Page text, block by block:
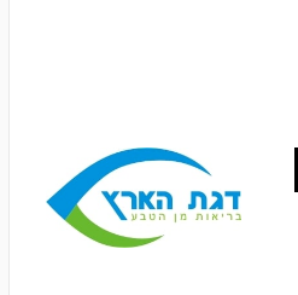
, מדרבן ומייצר תקשורת יש
בך את היכולת להניע את כלל הצוות
חפץ ובקבועי זמן קצרים.
מימד פרסומי ומכיר את רזי הפעלתו. על אף
לצוות שלי ולי את התחושה, שרק אנו
שגורות בפיך. המאגר האנרגטי שלך בלתי